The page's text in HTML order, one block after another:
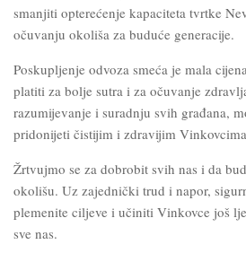
smanjiti opterećenje kapaciteta tvrtke
očuvanju okoliša za buduće generacije.
Poskupljenje odvoza smeća je mala
platiti za bolje sutra i za očuvanje
razumijevanje i suradnju svih građana,
pridonijeti čistijim i zdravijim
Žrtvujmo se za dobrobit svih nas i da
okolišu. Uz zajednički trud i napor,
plemenite ciljeve i učiniti Vinkovce još
sve nas.